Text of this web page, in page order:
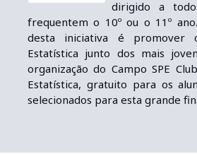
dirigido a
frequentem o 10º ou o 11º
desta iniciativa é promover
Estatística junto dos mais
organização do Campo SPE
Estatística, gratuito para os
selecionados para esta grande